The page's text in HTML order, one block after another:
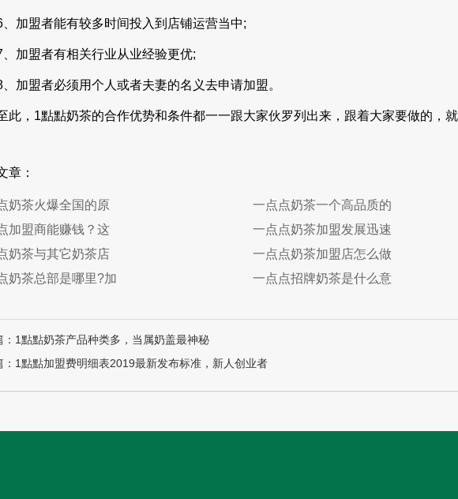
盟者能有较多时间投入到店铺运营当中;
盟者有相关行业从业经验更优;
盟者必须用个人或者夫妻的名义去申请加盟。
，1點點奶茶的合作优势和条件都一一跟大家伙罗列出来，跟着大家要做的，
章：
奶茶火爆全国的原
一点点奶茶一个高品质的
加盟商能赚钱？这
一点点奶茶加盟发展迅速
奶茶与其它奶茶店
一点点奶茶加盟店怎么做
奶茶总部是哪里?加
一点点招牌奶茶是什么意
：1點點奶茶产品种类多，当属奶盖最神秘
：1點點加盟费明细表2019最新发布标准，新人创业者